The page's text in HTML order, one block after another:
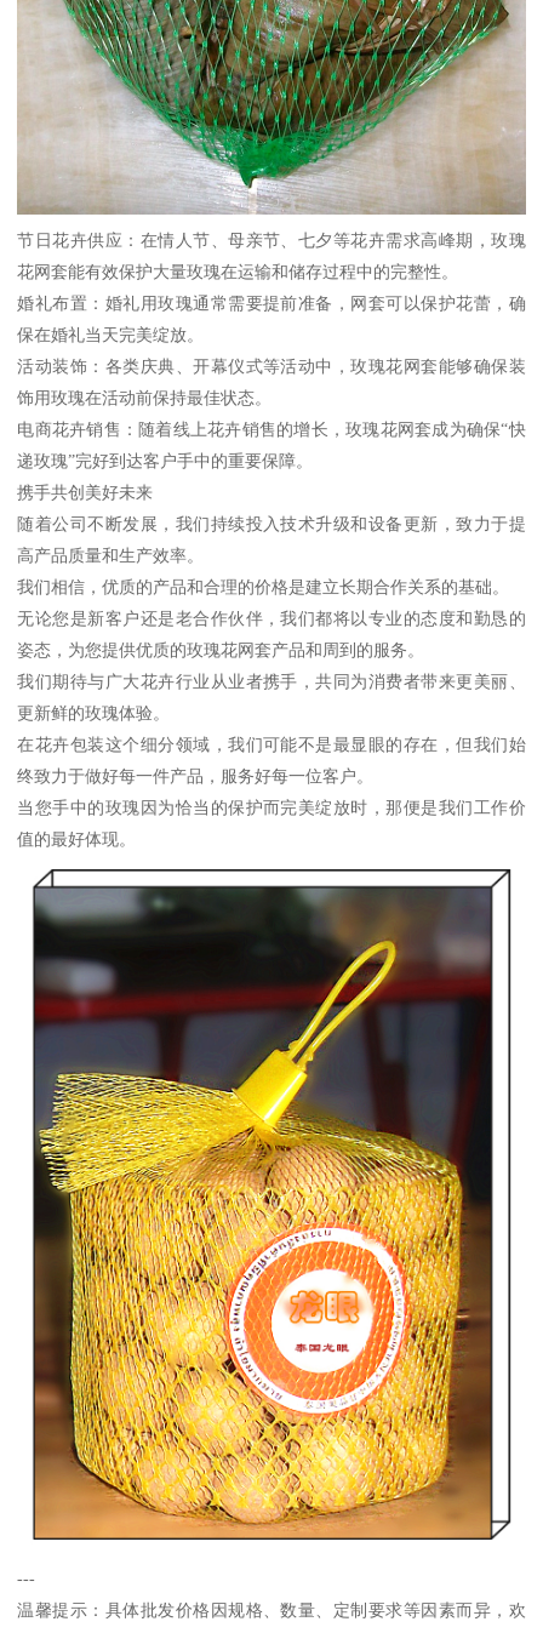
节日花卉供应：在情人节、母亲节、七夕等花卉需求高峰期，玫瑰
花网套能有效保护大量玫瑰在运输和储存过程中的完整性。
婚礼布置：婚礼用玫瑰通常需要提前准备，网套可以保护花蕾，确
保在婚礼当天完美绽放。
活动装饰：各类庆典、开幕仪式等活动中，玫瑰花网套能够确保装
饰用玫瑰在活动前保持最佳状态。
电商花卉销售：随着线上花卉销售的增长，玫瑰花网套成为确保“快
递玫瑰”完好到达客户手中的重要保障。
携手共创美好未来
随着公司不断发展，我们持续投入技术升级和设备更新，致力于提
高产品质量和生产效率。
我们相信，优质的产品和合理的价格是建立长期合作关系的基础。
无论您是新客户还是老合作伙伴，我们都将以专业的态度和勤恳的
姿态，为您提供优质的玫瑰花网套产品和周到的服务。
我们期待与广大花卉行业从业者携手，共同为消费者带来更美丽、
更新鲜的玫瑰体验。
在花卉包装这个细分领域，我们可能不是最显眼的存在，但我们始
终致力于做好每一件产品，服务好每一位客户。
当您手中的玫瑰因为恰当的保护而完美绽放时，那便是我们工作价
值的最好体现。
---
温馨提示：具体批发价格因规格、数量、定制要求等因素而异，欢